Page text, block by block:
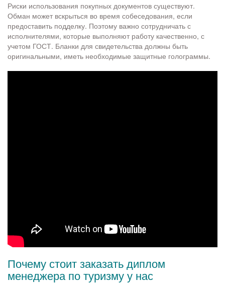
Риски использования покупных документов существуют.
Обман может вскрыться во время собеседования, если
предоставить подделку. Поэтому важно сотрудничать с
исполнителями, которые выполняют работу качественно, с
учетом ГОСТ. Бланки для свидетельства должны быть
оригинальными, иметь необходимые защитные голограммы.
Почему стоит заказать диплом
менеджера по туризму у нас